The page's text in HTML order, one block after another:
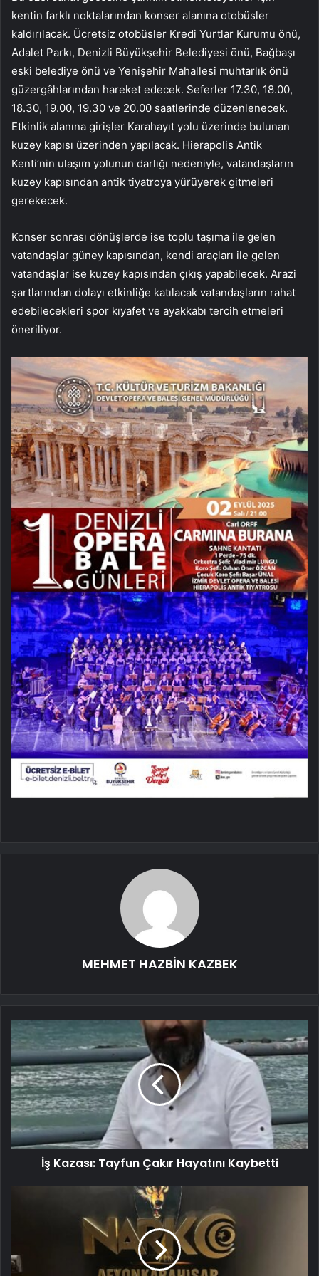
kentin farklı noktalarından konser alanına otobüsler
kaldırılacak. Ücretsiz otobüsler Kredi Yurtlar Kurumu önü,
Adalet Parkı, Denizli Büyükşehir Belediyesi önü, Bağbaşı
eski belediye önü ve Yenişehir Mahallesi muhtarlık önü
güzergâhlarından hareket edecek. Seferler 17.30, 18.00,
18.30, 19.00, 19.30 ve 20.00 saatlerinde düzenlenecek.
Etkinlik alanına girişler Karahayıt yolu üzerinde bulunan
kuzey kapısı üzerinden yapılacak. Hierapolis Antik
Kenti’nin ulaşım yolunun darlığı nedeniyle, vatandaşların
kuzey kapısından antik tiyatroya yürüyerek gitmeleri
gerekecek.
Konser sonrası dönüşlerde ise toplu taşıma ile gelen
vatandaşlar güney kapısından, kendi araçları ile gelen
vatandaşlar ise kuzey kapısından çıkış yapabilecek. Arazi
şartlarından dolayı etkinliğe katılacak vatandaşların rahat
edebilecekleri spor kıyafet ve ayakkabı tercih etmeleri
öneriliyor.
MEHMET HAZBİN KAZBEK
İş Kazası: Tayfun Çakır Hayatını Kaybetti